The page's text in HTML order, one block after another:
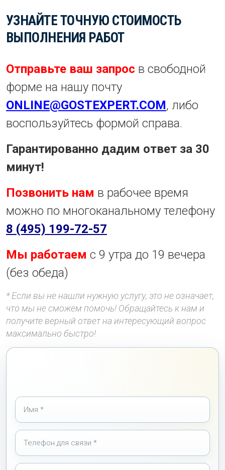
УЗНАЙТЕ ТОЧНУЮ СТОИМОСТЬ
ВЫПОЛНЕНИЯ РАБОТ
Отправьте ваш запрос в свободной
форме на нашу почту
ONLINE@GOSTEXPERT.COM, либо
воспользуйтесь формой справа.
Гарантированно дадим ответ за 30
минут!
Позвонить нам в рабочее время
можно по многоканальному телефону
8 (495) 199-72-57
Мы работаем с 9 утра до 19 вечера
(без обеда)
* Если вы не нашли нужную услугу, это не означает,
что мы не сможем помочь! Обращайтесь к нам и
получите верный ответ на интересующий вопрос
максимально быстро!